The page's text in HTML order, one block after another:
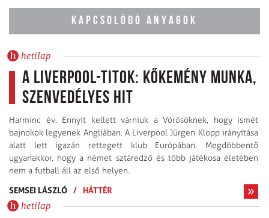
KAPCSOLÓDÓ ANYAGOK
hetilap
A Liverpool-titok: kőkemény munka,
szenvedélyes hit
Harminc év. Ennyit kellett várniuk a Vörösöknek, hogy ismét
bajnokok legyenek Angliában. A Liverpool Jürgen Klopp irányítása
alatt lett igazán rettegett klub Európában. Megdöbbentő
ugyanakkor, hogy a német sztáredző és több játékosa életében
nem a futball áll az első helyen.
SEMSEI LÁSZLÓ / HÁTTÉR
hetilap